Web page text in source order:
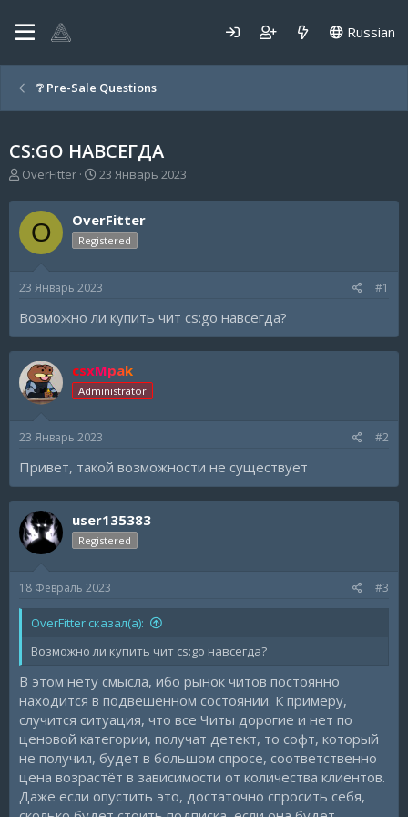
Russian
❔ Pre-Sale Questions
CS:GO НАВСЕГДА
А
т
о
р
м
OverFitter
Д
т
а
н
а
а
23 Январь 2023
O OverFitter
Registered
23 Январь 2023 #1
Возможно ли купить чит cs:go навсегда?
csxMpak
Administrator
23 Январь 2023 #2
Привет, такой возможности не существует
user135383
Registered
18 Февраль 2023 #3
OverFitter сказал(а):
Возможно ли купить чит cs:go навсегда?
В этом нету смысла, ибо рынок читов постоянно
находится в подвешенном состоянии. К примеру,
случится ситуация, что все Читы дорогие и нет по
ценовой категории, получат детект, то софт, который
не получил, будет в большом спросе, соответственно
цена возрастёт в зависимости от количества клиентов.
Даже если опустить это, достаточно спросить себя,